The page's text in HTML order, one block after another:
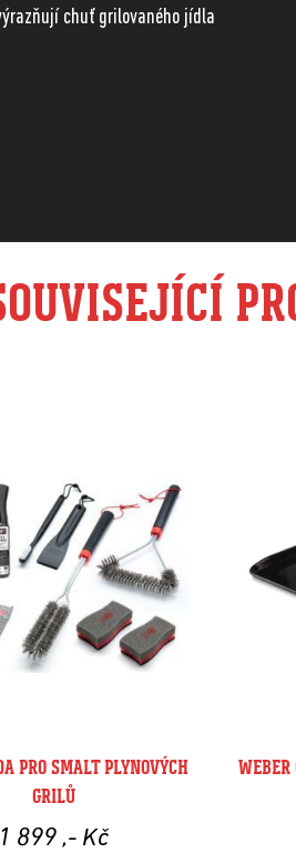
chuť grilovaného jídla
PRO SMALT PLYNOVÝCH
GRILŮ
1 899,- Kč